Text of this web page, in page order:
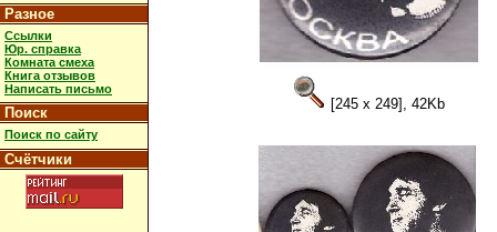
Разное
Ссылки
Юр. справка
Комната смеха
Книга отзывов
Написать письмо
Поиск
Поиск по сайту
Счётчики
[245 x 249], 42Kb